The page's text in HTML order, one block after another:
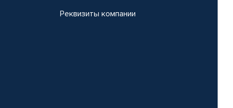
Реквизиты компании